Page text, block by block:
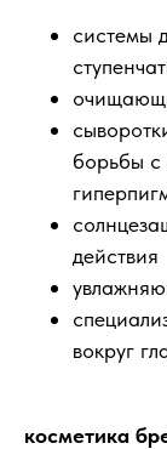
системы
борьбы
действия
вокруг
косметика